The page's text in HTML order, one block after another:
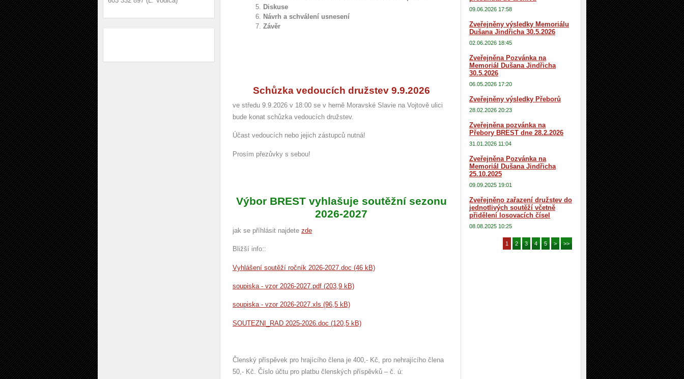
Diskuse
Návrh a schválení usnesení
Závěr
Schůzka vedoucích družstev 9.9.2026
ve středu 9.9.2026 v 18:00 se v herně Moravské Slavie na Vojtově ulici
bude konat schůzka vedoucích družstev.
Účast vedoucích nebo jejich zástupců nutná!
Prosím přezůvky s sebou!
Výbor BREST vyhlašuje soutěžní sezonu
2026-2027
jak se příhlásit najdete zde
Bližší info::
Vyhlášení soutěží ročník 2026-2027.doc (46 kB)
soupiska - vzor 2026-2027.pdf (203,9 kB)
soupiska - vzor 2026-2027.xls (96,5 kB)
SOUTEZNI_RAD 2025-2026.doc (120,5 kB)
Členský příspěvek pro hrajícího člena je 400,- Kč, pro nehrajícího člena
50,- Kč. Číslo účtu pro platbu členských příspěvků – č. ú:
09.06.2026 17:58
Zveřejněny výsledky Memoriálu
Dušana Jindřicha 30.5.2026
02.06.2026 18:45
Zveřejněna Pozvánka na
Memoriál Dušana Jindřicha
30.5.2026
06.05.2026 17:20
Zveřejněny výsledky Přeborů
28.02.2026 20:23
Zveřejněna pozvánka na
Přebory BREST dne 28.2.2026
31.01.2026 11:04
Zveřejněna Pozvánka na
Memoriál Dušana Jindřicha
25.10.2025
09.09.2025 19:01
Zveřejněno zařazení družstev do
jednotlivých soutěží včetně
přidělení losovacích čísel
08.08.2025 10:25
1 2 3 4 5 > >>